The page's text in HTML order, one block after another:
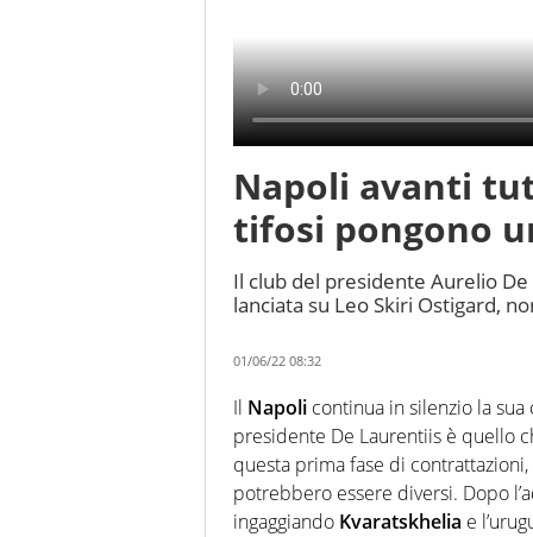
Napoli avanti
tifosi pongono
Il club del presidente Aurelio
lanciata su Leo Skiri Ostigard,
01/06/22 08:32
Il Napoli continua in silenzio la
presidente De Laurentiis è quello
questa prima fase di
potrebbero essere diversi. Dopo
ingaggiando Kvaratskhelia e